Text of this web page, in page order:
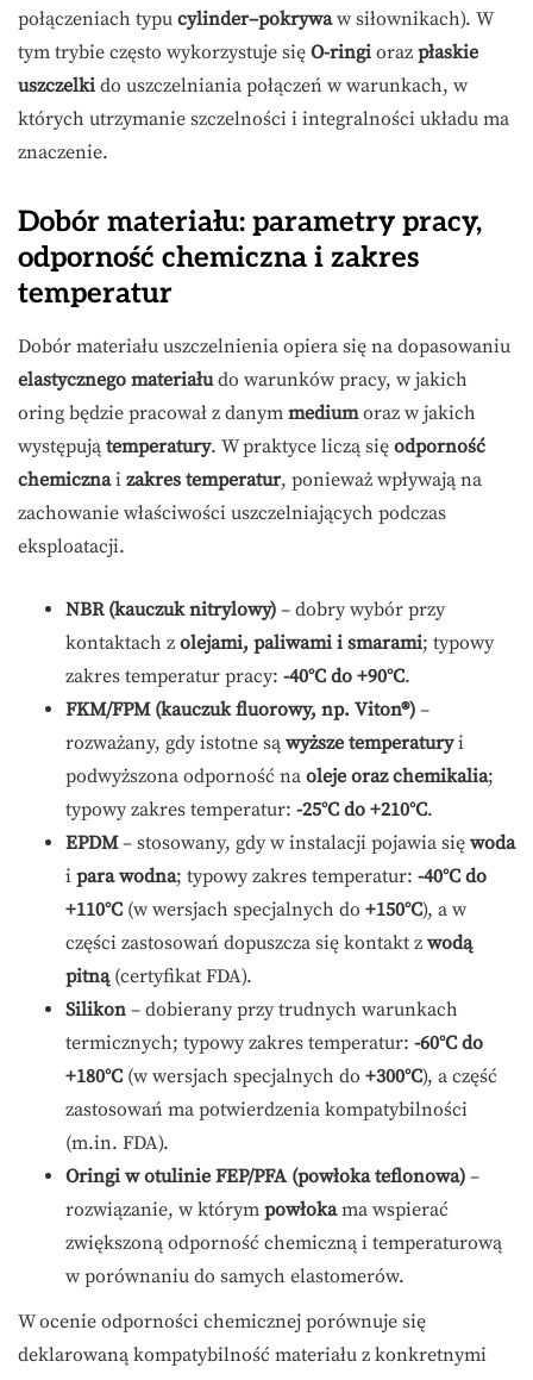
połączeniach typu cylinder–pokrywaw siłownikach). W
tym trybie często wykorzystuje się O-ringi oraz płaskie
uszczelki do uszczelniania połączeń w warunkach, w
których utrzymanie szczelności i integralności układu ma
znaczenie.
Dobór materiału: parametry pracy,
odporność chemiczna i zakres
temperatur
Dobór materiału uszczelnienia opiera się na dopasowaniu
elastycznego materiałudo warunków pracy, w jakich
oring będzie pracował z danym mediumoraz w jakich
występują temperatury. W praktyce liczą się odporność
chemicznai zakres temperatur, ponieważ wpływają na
zachowanie właściwości uszczelniających podczas
eksploatacji.
NBR (kauczuk nitrylowy) – dobry wybór przy
kontaktach z olejami, paliwami i smarami; typowy
zakres temperatur pracy: -40°C do +90°C.
FKM/FPM (kauczuk fluorowy, np. Viton®) –
rozważany, gdy istotne są wyższe temperaturyi
podwyższona odporność na oleje oraz chemikalia;
typowy zakres temperatur: -25°C do +210°C.
EPDM– stosowany, gdy w instalacji pojawia się woda
i para wodna; typowy zakres temperatur: -40°C do
+110°C (w wersjach specjalnych do +150°C), a w
części zastosowań dopuszcza się kontakt z wodą
pitną(certyfikat FDA).
Silikon – dobierany przy trudnych warunkach
termicznych; typowy zakres temperatur: -60°C do
+180°C (w wersjach specjalnych do +300°C), a część
zastosowań ma potwierdzenia kompatybilności
(m.in. FDA).
Oringi w otulinie FEP/PFA (powłoka teflonowa) –
rozwiązanie, w którym powłokama wspierać
zwiększoną odporność chemiczną i temperaturową
w porównaniu do samych elastomerów.
W ocenie odporności chemicznej porównuje się
deklarowaną kompatybilność materiału z konkretnymi